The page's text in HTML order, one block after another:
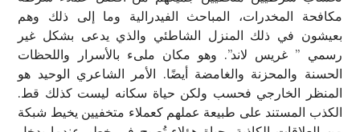
مكافحة المخدرات، المباحث الفيدرالية وما إلى ذلك وهم
بعيشون في ذلك المنزل الشاطئي والذي يدعى بشكل غير
رسمي ” غريس لاند”. وهو مكان ملىء بالأسرار واللحظات
الحسنة والمحزنة والغامضة أيضًا. الأمر الشاعري الوحيد هو
المنظر الخارجي فحسب ولكن حياة سكانه ليست كذلك قط.
الكذب المستند على طبيعة عملهم كعملاء متخفيين يخيط شبكة